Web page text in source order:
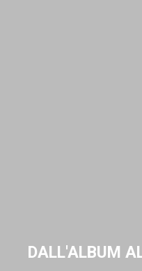
DALL'ALBUM